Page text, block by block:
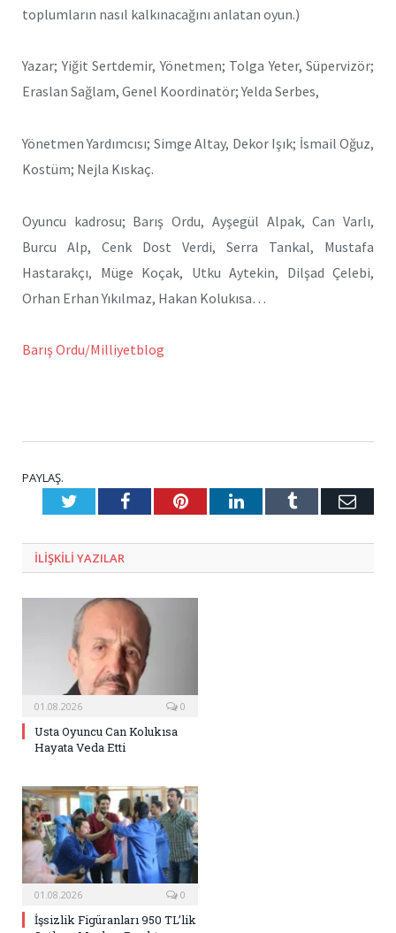
toplumların nasıl kalkınacağını anlatan oyun.)
Yazar; Yiğit Sertdemir, Yönetmen; Tolga Yeter, Süpervizör;
Eraslan Sağlam, Genel Koordinatör; Yelda Serbes,
Yönetmen Yardımcısı; Simge Altay, Dekor Işık; İsmail Oğuz,
Kostüm; Nejla Kıskaç.
Oyuncu kadrosu; Barış Ordu, Ayşegül Alpak, Can Varlı,
Burcu Alp, Cenk Dost Verdi, Serra Tankal, Mustafa
Hastarakçı, Müge Koçak, Utku Aytekin, Dilşad Çelebi,
Orhan Erhan Yıkılmaz, Hakan Kolukısa…
Barış Ordu/Milliyetblog
PAYLAŞ.
TwitterFacebookPinterestLinkedInTumblr E-
ILIŞKILI YAZILAR
01.08.2026 0
Usta Oyuncu Can Kolukısa
Hayata Veda Etti
01.08.2026 0
İşsizlik Figüranları 950 TL’lik